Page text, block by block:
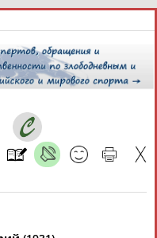
2026 года,19:48
Расширенный поиск